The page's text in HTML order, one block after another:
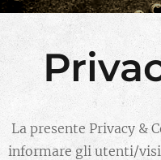
La presente Privacy &
informare gli utenti/